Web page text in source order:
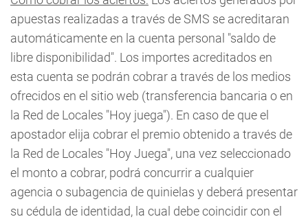
apuestas realizadas a través de SMS se acreditaran
automáticamente en la cuenta personal "saldo de
libre disponibilidad". Los importes acreditados en
esta cuenta se podrán cobrar a través de los medios
ofrecidos en el sitio web (transferencia bancaria o en
la Red de Locales "Hoy juega"). En caso de que el
apostador elija cobrar el premio obtenido a través de
la Red de Locales "Hoy Juega", una vez seleccionado
el monto a cobrar, podrá concurrir a cualquier
agencia o subagencia de quinielas y deberá presentar
su cédula de identidad, la cual debe coincidir con el